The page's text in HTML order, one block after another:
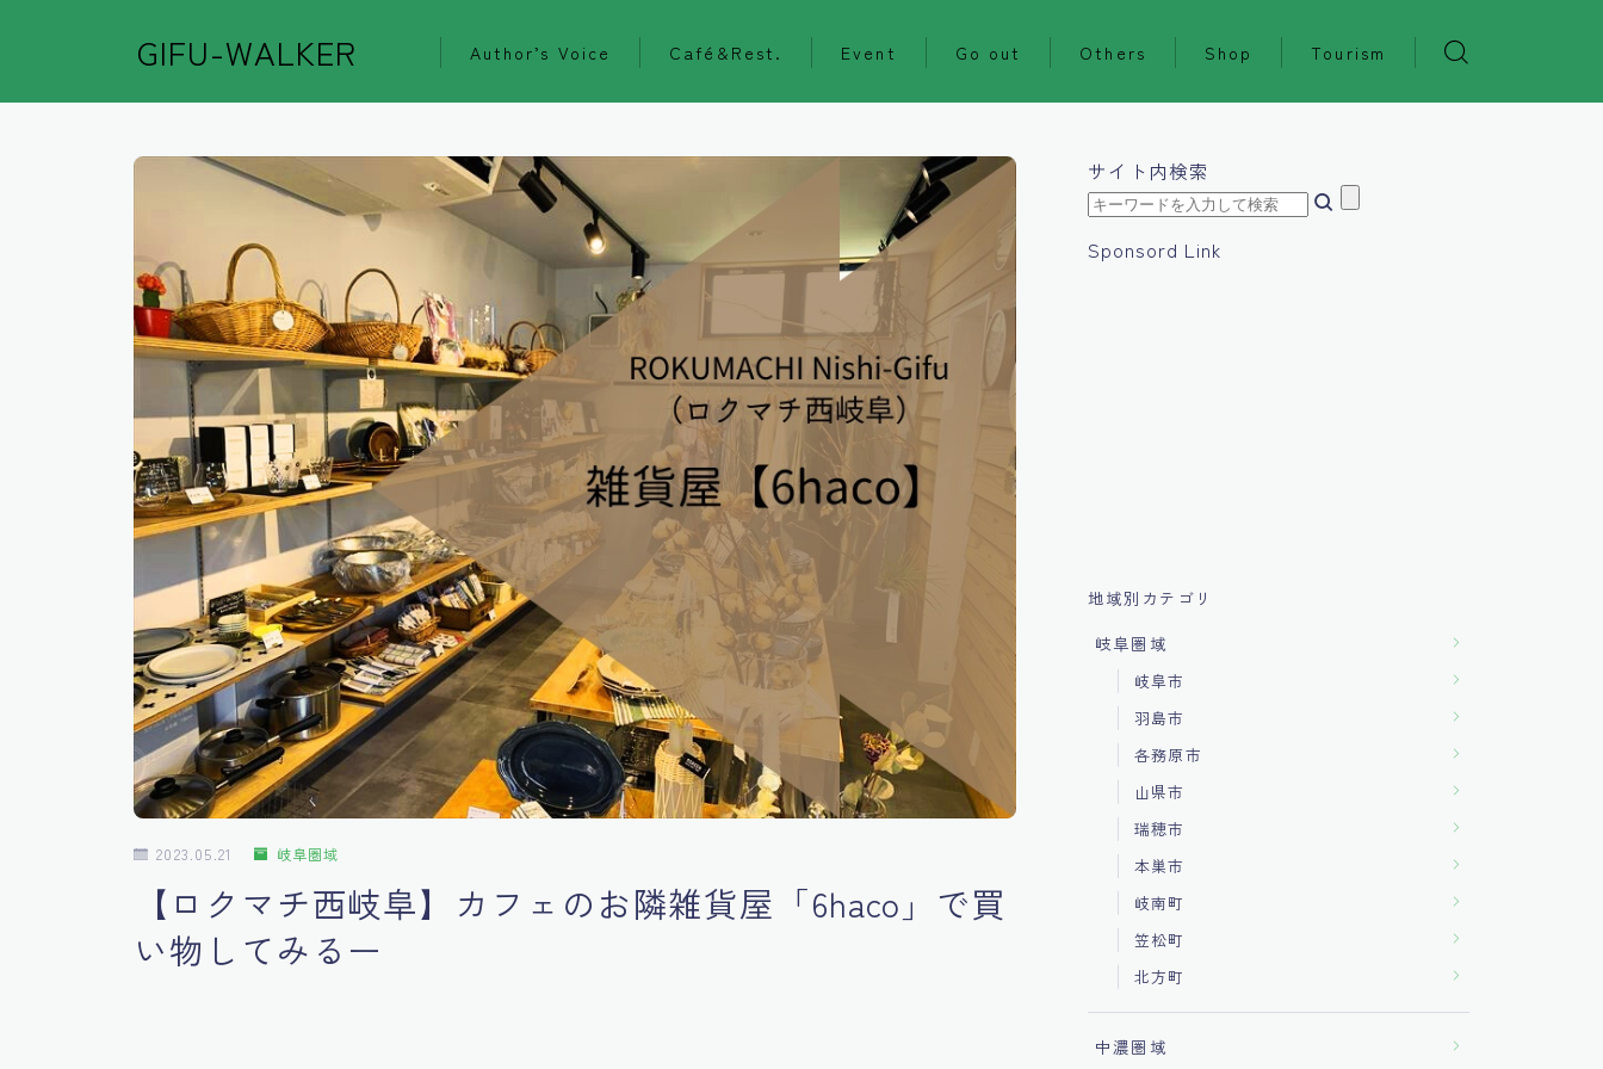
GIFU-WALKER Author’s Voice Café&Rest. Event Go out Others Shop Tourism
2023.05.21 岐阜圏域
【ロクマチ西岐阜】カフェのお隣雑貨屋「6haco」で買
い物してみるー
サイト内検索
Sponsord Link
地域別カテゴリ
岐阜圏域
岐阜市
羽島市
各務原市
山県市
瑞穂市
本巣市
岐南町
笠松町
北方町
中濃圏域